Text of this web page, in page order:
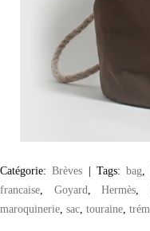
Catégorie:Brèves | Tags:bag,
francaise, Goyard,Hermès,
maroquinerie, sac, touraine,